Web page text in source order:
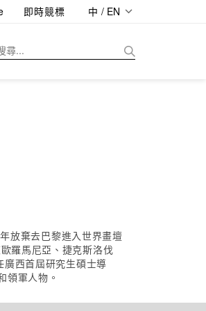
即時競標 中 / EN
放棄去巴黎進入世界畫壇
羅馬尼亞、捷克斯洛伐
西首屆研究生碩士導
領軍人物。